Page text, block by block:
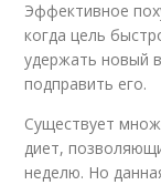
Эффективное
когда цель
удержать новый
подправить его.
Существует
диет,
неделю. Но